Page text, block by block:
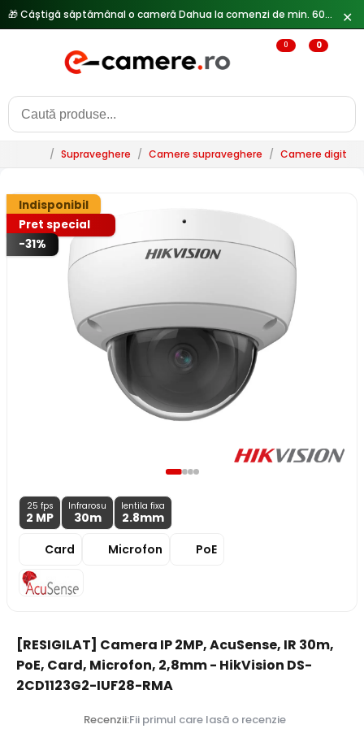
🔥Reduceri de pana la 25% doar in luna iulie → Vezi ofertele
✕
0 0
/ Supraveghere / Camere supraveghere / Camere digitale
Indisponibil
Pret special
-31%
25 fps
2 MP
Infrarosu
30m
lentila fixa
2.8mm
Card
Microfon PoE
[RESIGILAT] Camera IP 2MP, AcuSense, IR 30m,
PoE, Card, Microfon, 2,8mm - HikVision DS-
2CD1123G2-IUF28-RMA
Recenzii:Fii primul care lasă o recenzie